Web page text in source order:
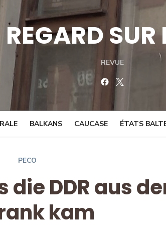
REGARD SUR
REVUE
Facebook
BALKANS CAUCASE ÉTATS
PECO
die DDR aus
kam